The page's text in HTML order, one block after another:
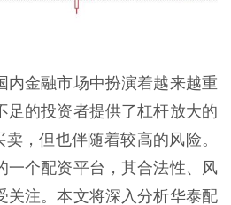
内金融市场中扮演着越来越重
足的投资者提供了杠杆放大的
，但也伴随着较高的风险。
一个配资平台，其合法性、风
关注。本文将深入分析华泰配